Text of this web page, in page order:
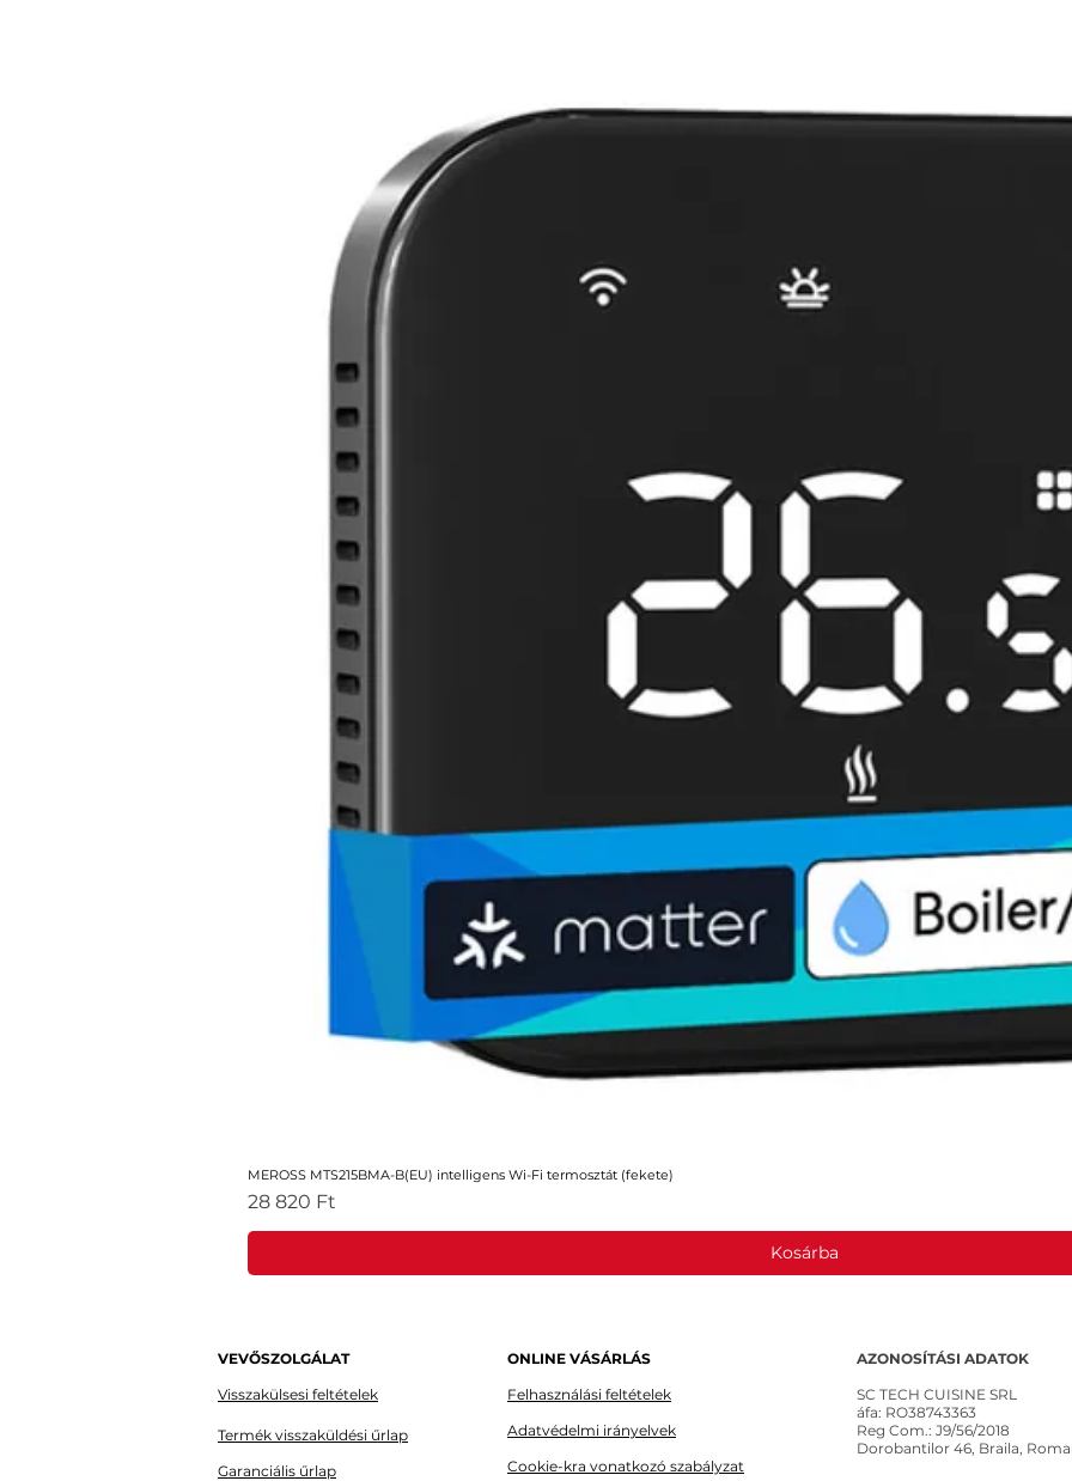
MEROSS MTS215BMA-B(EU) intelligens Wi-Fi termosztát (fekete)
Ár
28 820 Ft
Kosárba
VEVŐSZOLGÁLAT
Visszakülsesi feltételek
Termék visszaküldési űrlap
Garanciális űrlap
ONLINE VÁSÁRLÁS
Felhasználási feltételek
Adatvédelmi irányelvek
Cookie-kra vonatkozó szabályzat
AZONOSÍTÁSI ADATOK
SC TECH CUISINE SRL
áfa: RO38743363
Reg Com.: J9/56/2018
Dorobantilor 46, Braila,